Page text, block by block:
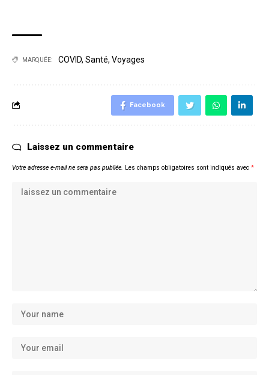
MARQUÉE: COVID, Santé, Voyages
Facebook
Laissez un commentaire
Votre adresse e-mail ne sera pas publiée. Les champs obligatoires sont indiqués avec *